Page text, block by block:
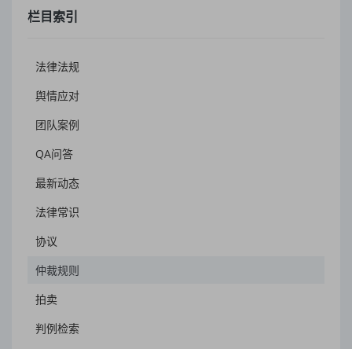
栏目索引
法律法规
舆情应对
团队案例
QA问答
最新动态
法律常识
协议
仲裁规则
拍卖
判例检索